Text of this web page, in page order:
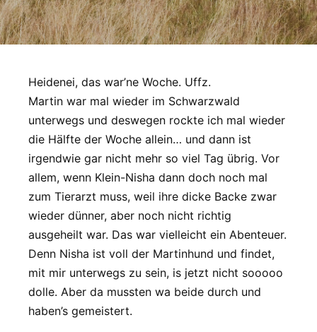
Heidenei, das war’ne Woche. Uffz.
Martin war mal wieder im Schwarzwald
unterwegs und deswegen rockte ich mal wieder
die Hälfte der Woche allein… und dann ist
irgendwie gar nicht mehr so viel Tag übrig. Vor
allem, wenn Klein-Nisha dann doch noch mal
zum Tierarzt muss, weil ihre dicke Backe zwar
wieder dünner, aber noch nicht richtig
ausgeheilt war. Das war vielleicht ein Abenteuer.
Denn Nisha ist voll der Martinhund und findet,
mit mir unterwegs zu sein, is jetzt nicht sooooo
dolle. Aber da mussten wa beide durch und
haben’s gemeistert.